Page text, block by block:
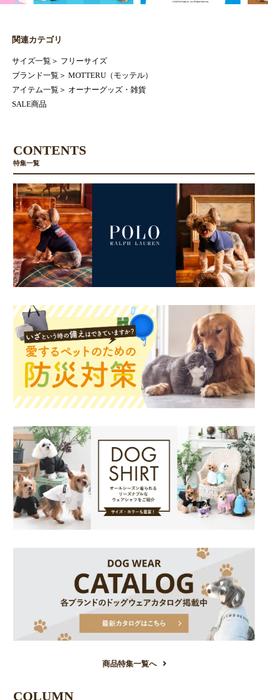
関連カテゴリ
サイズ一覧 ＞ フリーサイズ
ブランド一覧 ＞ MOTTERU（モッテル）
アイテム一覧 ＞ オーナーグッズ・雑貨
SALE商品
CONTENTS
特集一覧
商品特集一覧へ
COLUMN